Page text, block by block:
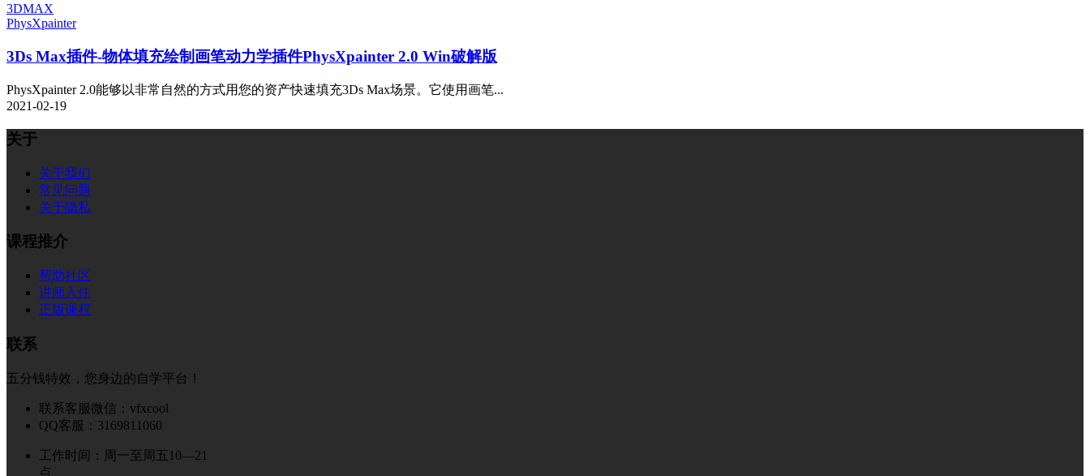
3DMAX
PhysXpainter
3Ds Max插件-物体填充绘制画笔动力学插件PhysXpainter 2.0 Win破解版
PhysXpainter 2.0能够以非常自然的方式用您的资产快速填充3Ds Max场景。它使用画笔...
2021-02-19
关于
关于我们
常见问题
关于隐私
课程推介
帮助社区
讲师入住
正版课程
联系
五分钱特效，您身边的自学平台！
联系客服微信：vfxcool
QQ客服：3169811060
工作时间：周一至周五10—21
点